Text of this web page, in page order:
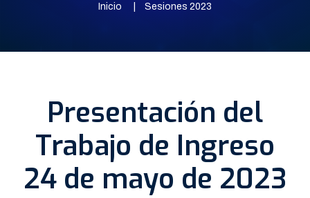
Inicio Sesiones 2023
Presentación del
Trabajo de Ingreso
24 de mayo de 2023